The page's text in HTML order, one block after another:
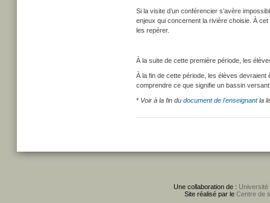
Si la visite d’un conférencier s’avère
enjeux qui concernent la rivière choisie. À
les repérer.
À la suite de cette première période, les
À la fin de cette période, les élèves
comprendre ce que signifie un bassin
* Voir à la fin du document de l'enseignantla
Une collaboration de : Université
Site réalisé par le Centre de